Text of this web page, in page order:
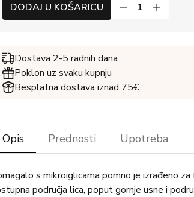
DODAJ U KOŠARICU
Dostava 2-5 radnih dana
Poklon uz svaku kupnju
Besplatna dostava iznad 75€
Opis Prednosti Upotreba
s mikroiglicama pomno je izrađeno
područja lica, poput gornje usne i